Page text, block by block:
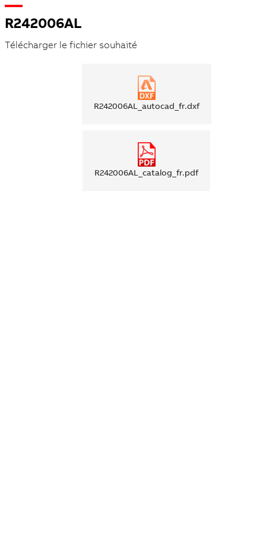
R242006AL
Télécharger le fichier souhaité
R242006AL_autocad_fr.dxf
R242006AL_catalog_fr.pdf